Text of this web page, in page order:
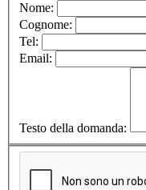
Nome:
Cognome:
Tel:
Email:
Testo della domanda: